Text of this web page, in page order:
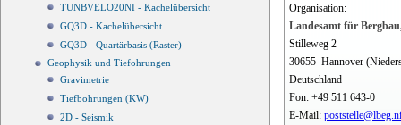
TUNBVELO20NI - Kachelübersicht
GQ3D - Kachelübersicht
GQ3D - Quartärbasis (Raster)
Geophysik und Tiefohrungen
Gravimetrie
Tiefbohrungen (KW)
2D - Seismik
Organisation:
Landesamt für
Stilleweg 2
30655 Hannover
Deutschland
Fon: +49 511 643-0
E-Mail: